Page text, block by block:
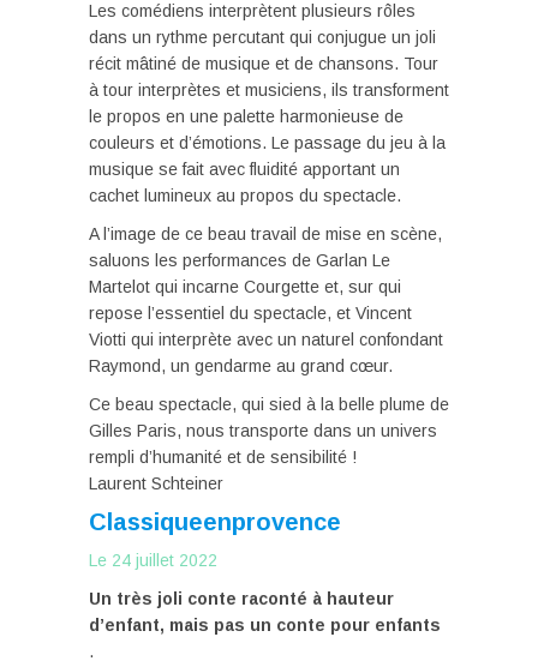
Les comédiens interprètent plusieurs rôles
dans un rythme percutant qui conjugue un joli
récit mâtiné de musique et de chansons. Tour
à tour interprètes et musiciens, ils transforment
le propos en une palette harmonieuse de
couleurs et d’émotions. Le passage du jeu à la
musique se fait avec fluidité apportant un
cachet lumineux au propos du spectacle.
A l’image de ce beau travail de mise en scène,
saluons les performances de Garlan Le
Martelot qui incarne Courgette et, sur qui
repose l’essentiel du spectacle, et Vincent
Viotti qui interprète avec un naturel confondant
Raymond, un gendarme au grand cœur.
Ce beau spectacle, qui sied à la belle plume de
Gilles Paris, nous transporte dans un univers
rempli d’humanité et de sensibilité !
Laurent Schteiner
Classiqueenprovence
Le 24 juillet 2022
Un très joli conte raconté à hauteur
d’enfant, mais pas un conte pour enfants
.